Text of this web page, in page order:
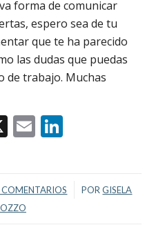
forma de comunicar
espero sea de tu
que te ha parecido
las dudas que puedas
de trabajo. Muchas
X EmailLinkedIn
/ PORGISELA